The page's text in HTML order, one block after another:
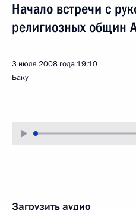
Начало встречи с
религиозных общин
3 июля 2008 года 19:10
Баку
Загрузить аудио